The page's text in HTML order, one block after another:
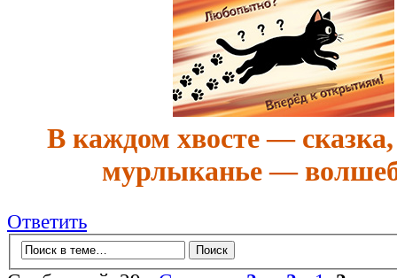
В каждом хвосте —
мурлыканье —
Ответить